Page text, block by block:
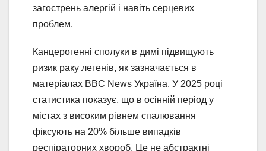
загострень алергій і навіть серцевих
проблем.
Канцерогенні сполуки в димі підвищують
ризик раку легенів, як зазначається в
матеріалах BBC News Україна. У 2025 році
статистика показує, що в осінній період у
містах з високим рівнем спалювання
фіксують на 20% більше випадків
респіраторних хвороб. Це не абстрактні